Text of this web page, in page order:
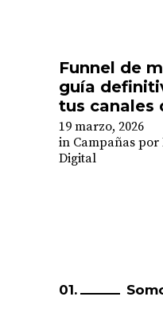
Funnel de
guía
tus canales
19 marzo, 2026
in Campañas
Digital